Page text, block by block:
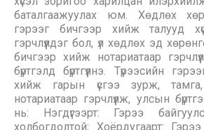
баталгаажуулах юм. Хөдлөх
гэрээг бичгээр хийж талууд
гэрчлүүлдэг бол, үл хөдлөх эд
бичгээр хийж нотариатаар
бүртгэлд бүртгүүлнэ. Түрээсийн
хийж гарын үсгээ зурж,
нотариатаар гэрчлүүлж, улсын
нь: Нэгдүгээрт: Гэрээ
холбогдолтой; Хоёрдугаарт: